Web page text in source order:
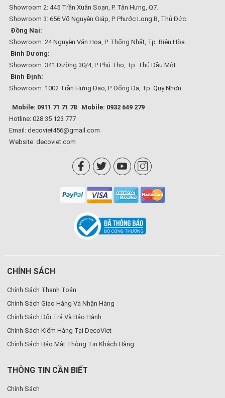
Showroom 2: 445 Trần Xuân Soạn, P. Tân Hưng, Q7.
Showroom 3: 656 Võ Nguyên Giáp, P. Phước Long B, Thủ Đức.
Đồng Nai:
Showroom: 24 Nguyễn Văn Hoa, P. Thống Nhất, Tp. Biên Hòa.
Bình Dương:
Showroom: 341 Đường 30/4, P. Phú Thọ, Tp. Thủ Dầu Một.
Bình Định:
Showroom: 1002 Trần Hưng Đạo, P. Đống Đa, Tp. Quy Nhơn.
Mobile: 0911 71 71 78
Mobile: 0932 649 279
Hotline: 028 35 123 777
Email: decoviet456@gmail.com
Website: decoviet.com
CHÍNH SÁCH
Chính Sách Thanh Toán
Chính Sách Giao Hàng Và Nhận Hàng
Chính Sách Đổi Trả Và Bảo Hành
Chính Sách Kiểm Hàng Tại DecoViet
Chính Sách Bảo Mật Thông Tin Khách Hàng
THÔNG TIN CẦN BIẾT
Chính Sách